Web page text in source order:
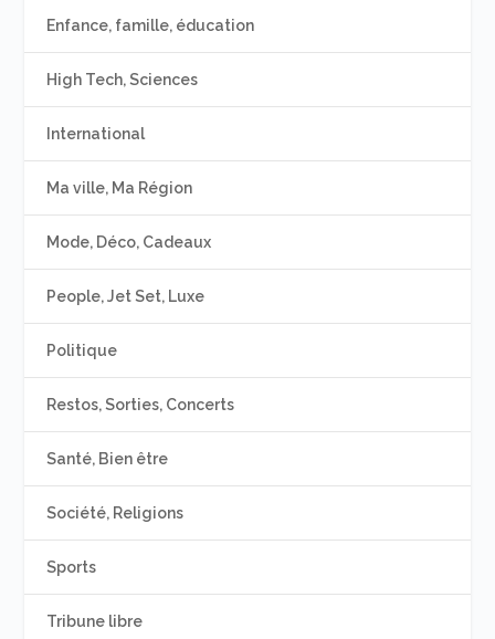
Enfance, famille, éducation
High Tech, Sciences
International
Ma ville, Ma Région
Mode, Déco, Cadeaux
People, Jet Set, Luxe
Politique
Restos, Sorties, Concerts
Santé, Bien être
Société, Religions
Sports
Tribune libre